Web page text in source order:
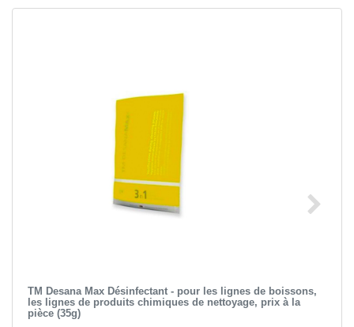
TM Desana Max Désinfectant - pour les lignes de boissons,
les lignes de produits chimiques de nettoyage, prix à la
pièce (35g)